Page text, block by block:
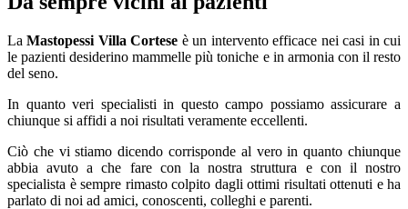
LaMastopessi Villa Cortese è un intervento efficace nei casi in cui
le pazienti desiderino mammelle più toniche e in armonia con il resto
del seno.
In quanto veri specialisti in questo campo possiamo assicurare a
chiunque si affidi a noi risultati veramente eccellenti.
Ciò che vi stiamo dicendo corrisponde al vero in quanto chiunque
abbia avuto a che fare con la nostra struttura e con il nostro
specialista è sempre rimasto colpito dagli ottimi risultati ottenuti e ha
parlato di noi ad amici, conoscenti, colleghi e parenti.